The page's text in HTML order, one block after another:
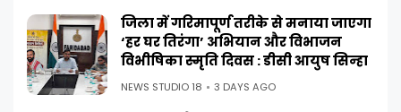
जिला में गरिमापूर्ण तरीके से मनाया जाएगा
‘हर घर तिरंगा’ अभियान और विभाजन
विभीषिका स्मृति दिवस : डीसी आयुष सिन्हा
NEWS STUDIO 18 3 DAYS AGO